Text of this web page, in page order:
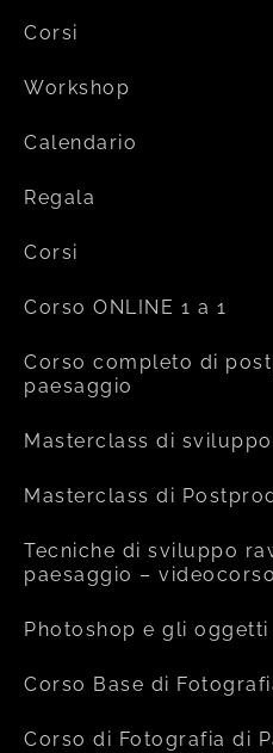
Corsi
Workshop
Calendario
Regala
Corsi
Corso ONLINE 1 a 1
Corso completo di
paesaggio
Masterclass di sviluppo
Masterclass di
Tecniche di sviluppo
paesaggio – videocorso
Photoshop e gli
Corso Base di
Corso di Fotografia di